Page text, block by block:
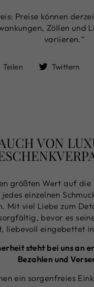
Preise können
Zöllen und
variieren.“
Teilen
Auf
Twittern
VON
größten Wert auf
einzelnen
Mit viel Liebe zum
bevor es
liebevoll eingebettet
steht bei uns an
Bezahlen und
ein sorgenfreies